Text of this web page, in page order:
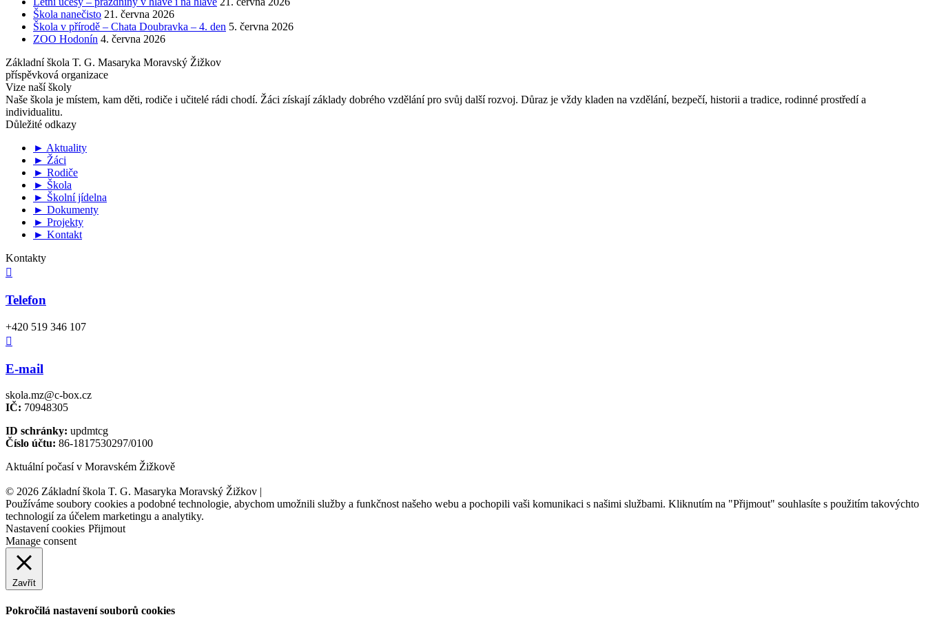
Škola nanečisto 21. června 2026
Škola v přírodě – Chata Doubravka – 4. den 5. června 2026
ZOO Hodonín 4. června 2026
Základní škola T. G. Masaryka Moravský Žižkov
příspěvková organizace
Vize naší školy
Naše škola je místem, kam děti, rodiče i učitelé rádi chodí. Žáci získají základy dobrého vzdělání pro svůj další rozvoj. Důraz je vždy kladen na vzdělání, bezpečí, historii a tradice, rodinné prostředí a
individualitu.
Důležité odkazy
► Aktuality
► Žáci
► Rodiče
► Škola
► Školní jídelna
► Dokumenty
► Projekty
► Kontakt
Kontakty

Telefon
+420 519 346 107

E-mail
skola.mz@c-box.cz
IČ: 70948305
ID schránky: updmtcg
Číslo účtu: 86-1817530297/0100
Aktuální počasí v Moravském Žižkově
© 2026 Základní škola T. G. Masaryka Moravský Žižkov |
Používáme soubory cookies a podobné technologie, abychom umožnili služby a funkčnost našeho webu a pochopili vaši komunikaci s našimi službami. Kliknutím na "Přijmout" souhlasíte s použitím takovýchto
technologií za účelem marketingu a analytiky.
Nastavení cookies Přijmout
Manage consent
Zavřít
Pokročilá nastavení souborů cookies